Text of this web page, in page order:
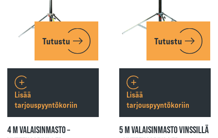
Tutustu
4 M VALAISINMASTO –
Lisää
tarjouspyyntökoriin
Tutustu
5 M VALAISINMASTO VINSSILLÄ
Lisää
tarjouspyyntökoriin